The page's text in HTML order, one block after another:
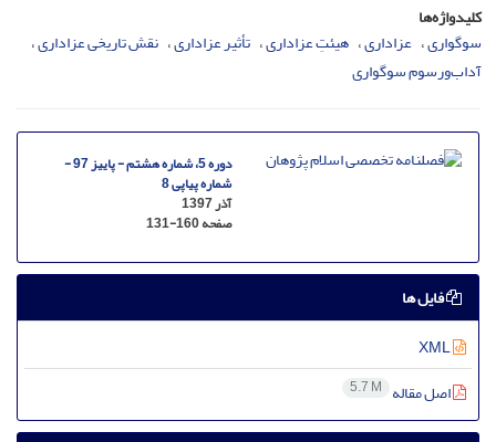
کلیدواژه‌ها
سوگواری عزاداری هیئتِ عزاداری تأثیر عزاداری نقش تاریخی عزاداری
آداب‌ورسوم سوگواری
دوره 5، شماره هشتم - پاییز 97 -
شماره پیاپی 8
آذر 1397
صفحه131-160
فایل ها
اصل مقاله 5.7 M